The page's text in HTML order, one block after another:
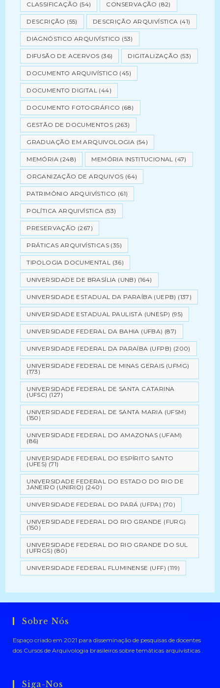
CLASSIFICAÇÃO (54) CONSERVAÇÃO (82)
DESCRIÇÃO (55) DESCRIÇÃO ARQUIVÍSTICA (41)
DIAGNÓSTICO ARQUIVÍSTICO (53)
DIFUSÃO DE ACERVOS (36) DIGITALIZAÇÃO (53)
DOCUMENTO ARQUIVÍSTICO (45)
DOCUMENTO DIGITAL (44)
DOCUMENTO FOTOGRÁFICO (68)
GESTÃO DE DOCUMENTOS (263)
GRADUAÇÃO EM ARQUIVOLOGIA (54)
MEMÓRIA (248) MEMÓRIA INSTITUCIONAL (47)
ORGANIZAÇÃO DE ARQUIVOS (64)
PATRIMÔNIO ARQUIVÍSTICO (61)
POLÍTICA ARQUIVÍSTICA (53)
PRESERVAÇÃO (267)
PRÁTICAS ARQUIVÍSTICAS (35)
TIPOLOGIA DOCUMENTAL (36)
UNIVERSIDADE DE BRASÍLIA (UNB) (164)
UNIVERSIDADE ESTADUAL DA PARAÍBA (UEPB) (137)
UNIVERSIDADE ESTADUAL PAULISTA (UNESP) (95)
UNIVERSIDADE FEDERAL DA BAHIA (UFBA) (87)
UNIVERSIDADE FEDERAL DA PARAÍBA (UFPB) (200)
UNIVERSIDADE FEDERAL DE MINAS GERAIS (UFMG)
(173)
UNIVERSIDADE FEDERAL DE SANTA CATARINA
(UFSC) (127)
UNIVERSIDADE FEDERAL DE SANTA MARIA (UFSM)
(150)
UNIVERSIDADE FEDERAL DO AMAZONAS (UFAM)
(86)
UNIVERSIDADE FEDERAL DO ESPÍRITO SANTO
(UFES) (71)
UNIVERSIDADE FEDERAL DO ESTADO DO RIO DE
JANEIRO (UNIRIO) (240)
UNIVERSIDADE FEDERAL DO PARÁ (UFPA) (70)
UNIVERSIDADE FEDERAL DO RIO GRANDE (FURG)
(150)
UNIVERSIDADE FEDERAL DO RIO GRANDE DO SUL
(UFRGS) (80)
UNIVERSIDADE FEDERAL FLUMINENSE (UFF) (119)
Sobre Nós
Espaço criado em 2021 para disseminação de pesquisas de docentes
dos Cursos de Arquivologia brasileiros sobre temáticas arquivísticas .
Siga-Nos